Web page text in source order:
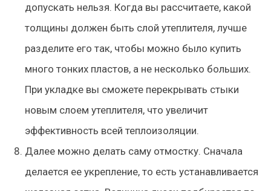
допускать нельзя. Когда вы рассчитаете, какой
толщины должен быть слой утеплителя, лучше
разделите его так, чтобы можно было купить
много тонких пластов, а не несколько больших.
При укладке вы сможете перекрывать стыки
новым слоем утеплителя, что увеличит
эффективность всей теплоизоляции.
Далее можно делать саму отмостку. Сначала
делается ее укрепление, то есть устанавливается